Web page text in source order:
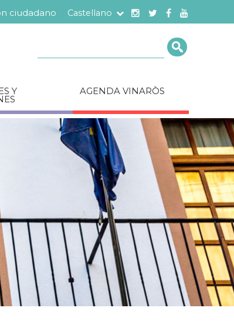
ciudadano Castellano
Y AGENDA VINARÒS